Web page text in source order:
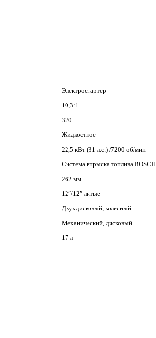
Электростартер
10,3:1
320
Жидкостное
22,5 кВт (31 л.с.) /7200 об/мин
Система впрыска топлива BOSCH
262 мм
12″/12″ литые
Двухдисковый, колесный
Механический, дисковый
17 л